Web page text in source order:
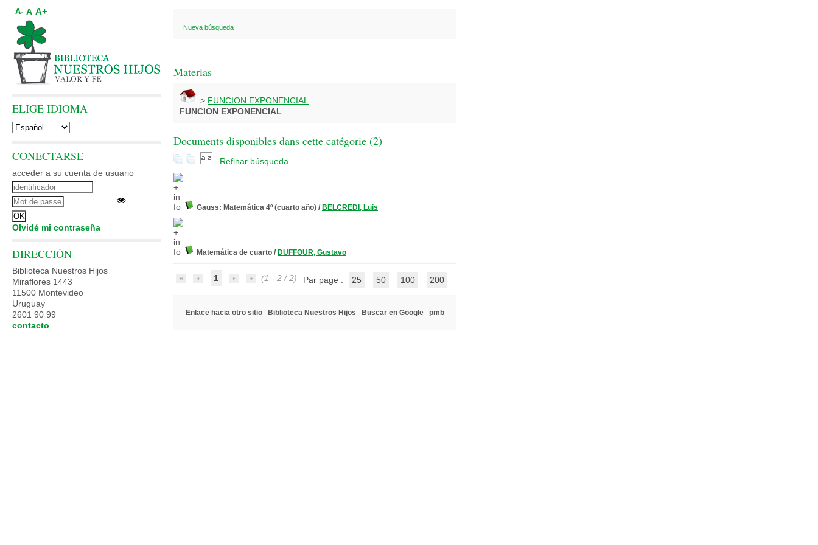
Nueva búsqueda
Materias
> FUNCION EXPONENCIAL
FUNCION EXPONENCIAL
Documents disponibles dans cette catégorie (2)
Refinar búsqueda
Gauss: Matemática 4º (cuarto año) / BELCREDI, Luis
Matemática de cuarto / DUFFOUR, Gustavo
1 (1 - 2 / 2) Par page : 25 50 100 200
Enlace hacia otro sitio Biblioteca Nuestros Hijos Buscar en Google pmb
A- A A+
ELIGE IDIOMA
CONECTARSE
acceder a su cuenta de usuario
Olvidé mi contraseña
DIRECCIÓN
Biblioteca Nuestros Hijos
Miraflores 1443
11500 Montevideo
Uruguay
2601 90 99
contacto